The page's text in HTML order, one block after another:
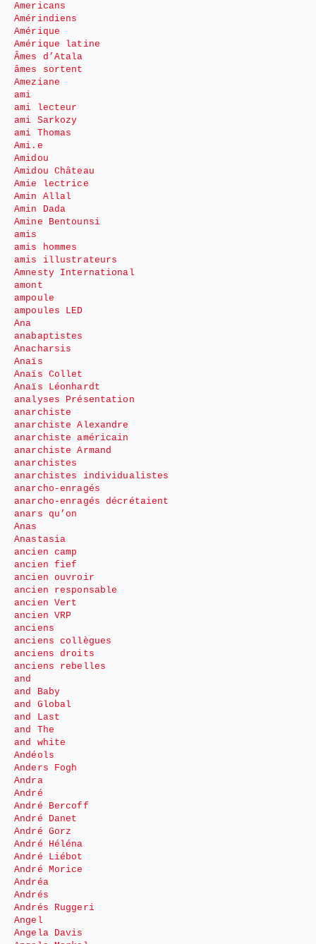
Americans
Amérindiens
Amérique
Amérique latine
Âmes d’Atala
âmes sortent
Ameziane
ami
ami lecteur
ami Sarkozy
ami Thomas
Ami.e
Amidou
Amidou Château
Amie lectrice
Amin Allal
Amin Dada
Amine Bentounsi
amis
amis hommes
amis illustrateurs
Amnesty International
amont
ampoule
ampoules LED
Ana
anabaptistes
Anacharsis
Anaïs
Anaïs Collet
Anaïs Léonhardt
analyses Présentation
anarchiste
anarchiste Alexandre
anarchiste américain
anarchiste Armand
anarchistes
anarchistes individualistes
anarcho-enragés
anarcho-enragés décrétaient
anars qu’on
Anas
Anastasia
ancien camp
ancien fief
ancien ouvroir
ancien responsable
ancien Vert
ancien VRP
anciens
anciens collègues
anciens droits
anciens rebelles
and
and Baby
and Global
and Last
and The
and white
Andéols
Anders Fogh
Andra
André
André Bercoff
André Danet
André Gorz
André Héléna
André Liébot
André Morice
Andréa
Andrés
Andrés Ruggeri
Angel
Angela Davis